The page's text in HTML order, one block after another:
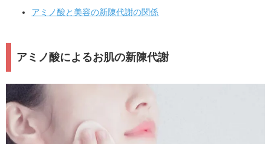
アミノ酸と美容の新陳代謝の関係
アミノ酸によるお肌の新陳代謝